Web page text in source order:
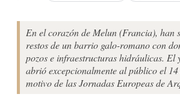
En el corazón de Melun (Francia), han
restos de un barrio galo-romano con
pozos e infraestructuras hidráulicas. El
abrió excepcionalmente al público el
motivo de las Jornadas Europeas de